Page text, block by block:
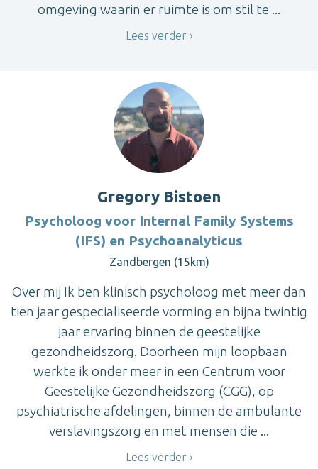
omgeving waarin er ruimte is om stil te ...
Lees verder
Gregory Bistoen
Psycholoog voor Internal Family Systems
(IFS) en Psychoanalyticus
Zandbergen (15km)
Over mij Ik ben klinisch psycholoog met meer dan
tien jaar gespecialiseerde vorming en bijna twintig
jaar ervaring binnen de geestelijke
gezondheidszorg. Doorheen mijn loopbaan
werkte ik onder meer in een Centrum voor
Geestelijke Gezondheidszorg (CGG), op
psychiatrische afdelingen, binnen de ambulante
verslavingszorg en met mensen die ...
Lees verder